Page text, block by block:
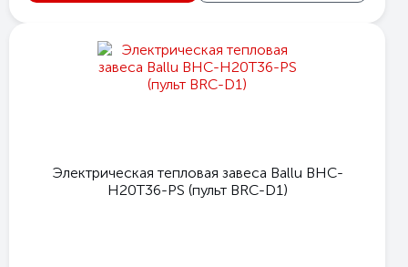
Электрическая тепловая завеса Ballu BHC-
H20T36-PS (пульт BRC-D1)